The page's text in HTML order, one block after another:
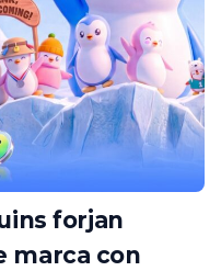
forjan
marca con